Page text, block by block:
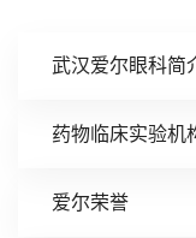
武汉爱尔眼科简
药物临床实验机
爱尔荣誉